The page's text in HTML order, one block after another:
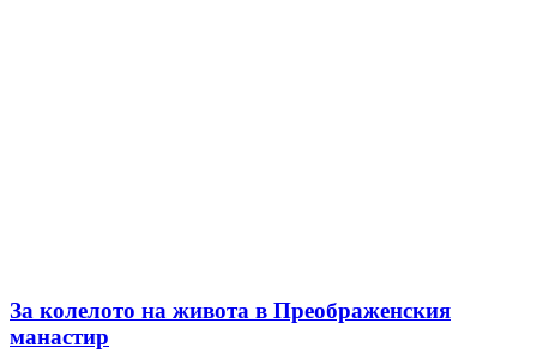
За колелото на живота в Преображенския
манастир